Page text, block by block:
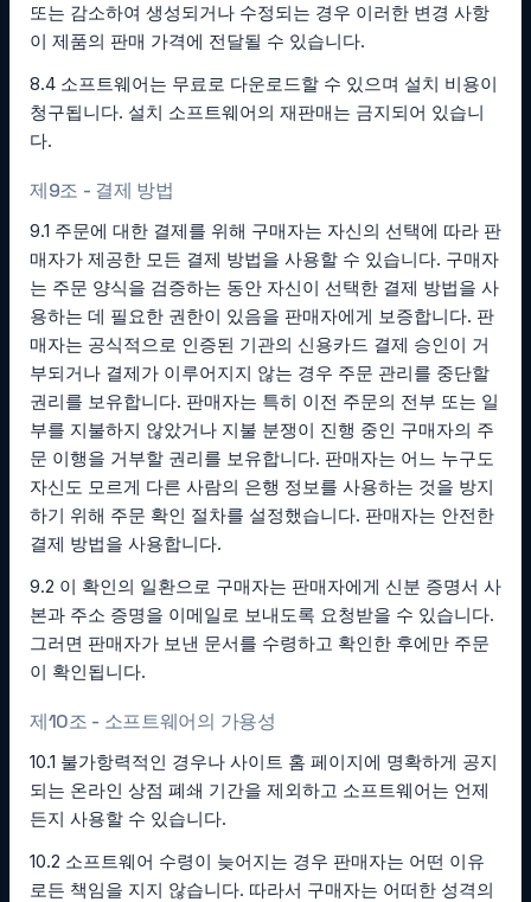
또는 감소하여 생성되거나 수정되는 경우 이러한 변경 사항
이 제품의 판매 가격에 전달될 수 있습니다.
8.4 소프트웨어는 무료로 다운로드할 수 있으며 설치 비용이
청구됩니다. 설치 소프트웨어의 재판매는 금지되어 있습니
다.
제9조 - 결제 방법
9.1 주문에 대한 결제를 위해 구매자는 자신의 선택에 따라 판
매자가 제공한 모든 결제 방법을 사용할 수 있습니다. 구매자
는 주문 양식을 검증하는 동안 자신이 선택한 결제 방법을 사
용하는 데 필요한 권한이 있음을 판매자에게 보증합니다. 판
매자는 공식적으로 인증된 기관의 신용카드 결제 승인이 거
부되거나 결제가 이루어지지 않는 경우 주문 관리를 중단할
권리를 보유합니다. 판매자는 특히 이전 주문의 전부 또는 일
부를 지불하지 않았거나 지불 분쟁이 진행 중인 구매자의 주
문 이행을 거부할 권리를 보유합니다. 판매자는 어느 누구도
자신도 모르게 다른 사람의 은행 정보를 사용하는 것을 방지
하기 위해 주문 확인 절차를 설정했습니다. 판매자는 안전한
결제 방법을 사용합니다.
9.2 이 확인의 일환으로 구매자는 판매자에게 신분 증명서 사
본과 주소 증명을 이메일로 보내도록 요청받을 수 있습니다.
그러면 판매자가 보낸 문서를 수령하고 확인한 후에만 주문
이 확인됩니다.
제10조 - 소프트웨어의 가용성
10.1 불가항력적인 경우나 사이트 홈 페이지에 명확하게 공지
되는 온라인 상점 폐쇄 기간을 제외하고 소프트웨어는 언제
든지 사용할 수 있습니다.
10.2 소프트웨어 수령이 늦어지는 경우 판매자는 어떤 이유
로든 책임을 지지 않습니다. 따라서 구매자는 어떠한 성격의